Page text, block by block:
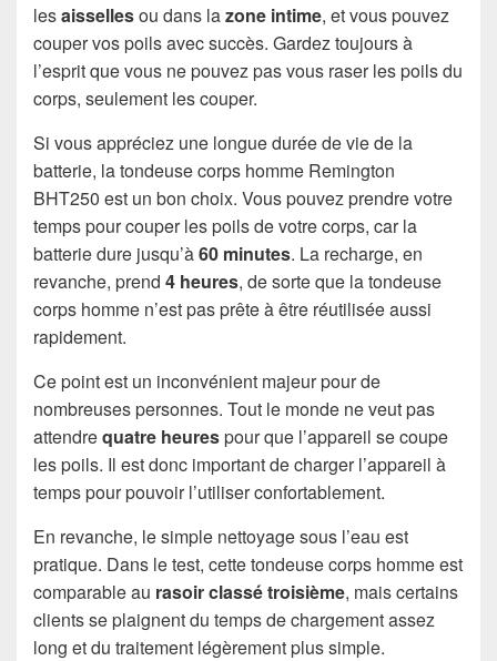
lesaissellesou dans lazone intime, et vous pouvez
couper vos poils avec succès. Gardez toujours à
l’esprit que vous ne pouvez pas vous raser les poils du
corps, seulement les couper.
Si vous appréciez une longue durée de vie de la
batterie, la tondeuse corps homme Remington
BHT250 est un bon choix. Vous pouvez prendre votre
temps pour couper les poils de votre corps, car la
batterie dure jusqu’à60 minutes. La recharge, en
revanche, prend 4 heures, de sorte que la tondeuse
corps homme n’est pas prête à être réutilisée aussi
rapidement.
Ce point est un inconvénient majeur pour de
nombreuses personnes. Tout le monde ne veut pas
attendrequatre heurespour que l’appareil se coupe
les poils. Il est donc important de charger l’appareil à
temps pour pouvoir l’utiliser confortablement.
En revanche, le simple nettoyage sous l’eau est
pratique. Dans le test, cette tondeuse corps homme est
comparable au rasoir classé troisième, mais certains
clients se plaignent du temps de chargement assez
long et du traitement légèrement plus simple.